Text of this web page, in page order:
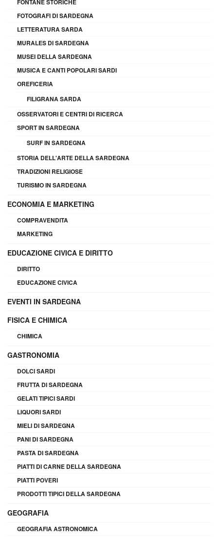
FONTANE STORICHE
FOTOGRAFI DI SARDEGNA
LETTERATURA SARDA
MURALES DI SARDEGNA
MUSEI DELLA SARDEGNA
MUSICA E CANTI POPOLARI SARDI
OREFICERIA
FILIGRANA SARDA
OSSERVATORI E CENTRI DI RICERCA
SPORT IN SARDEGNA
SURF IN SARDEGNA
STORIA DELL'ARTE DELLA SARDEGNA
TRADIZIONI RELIGIOSE
TURISMO IN SARDEGNA
ECONOMIA E MARKETING
COMPRAVENDITA
MARKETING
EDUCAZIONE CIVICA E DIRITTO
DIRITTO
EDUCAZIONE CIVICA
EVENTI IN SARDEGNA
FISICA E CHIMICA
CHIMICA
GASTRONOMIA
DOLCI SARDI
FRUTTA DI SARDEGNA
GELATI TIPICI SARDI
LIQUORI SARDI
MIELI DI SARDEGNA
PANI DI SARDEGNA
PASTA DI SARDEGNA
PIATTI DI CARNE DELLA SARDEGNA
PIATTI POVERI
PRODOTTI TIPICI DELLA SARDEGNA
GEOGRAFIA
GEOGRAFIA ASTRONOMICA